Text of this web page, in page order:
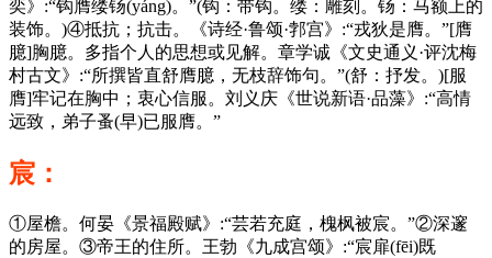
奕》:“钩膺缕钖(yáng)。”(钩：带钩。缕：雕刻。钖：马额上的
装饰。)④抵抗；抗击。《诗经·鲁颂·郣宫》:“戎狄是膺。”[膺
臆]胸臆。多指个人的思想或见解。章学诚《文史通义·评沈梅
村古文》:“所撰皆直舒膺臆，无枝辞饰句。”(舒：抒发。)[服
膺]牢记在胸中；衷心信服。刘义庆《世说新语·品藻》:“高情
远致，弟子蚤(早)已服膺。”
宸：
①屋檐。何晏《景福殿赋》:“芸若充庭，槐枫被宸。”②深邃
的房屋。③帝王的住所。王勃《九成宫颂》:“宸扉(fēi)既